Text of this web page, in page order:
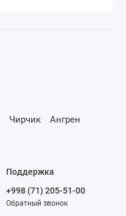
Чирчик
Ангрен
Поддержка
+998 (71) 205-51-00
Обратный звонок